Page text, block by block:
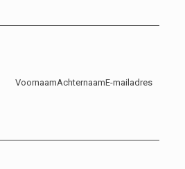
VoornaamAchternaamE-mailadres